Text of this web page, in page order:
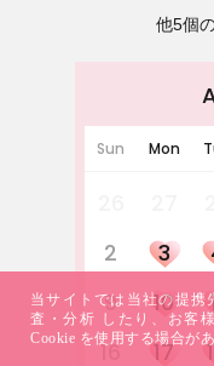
他5個
Sun Mon
2
3
9
10
16
17
当サイトでは当社の提携
査・分析 したり、お客
Cookie を使用する場合が